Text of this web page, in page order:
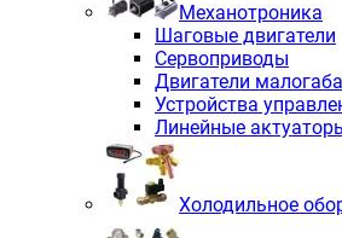
Механотроника
Шаговые двигатели
Сервоприводы
Двигатели
Устройства
Линейные
Холодильное